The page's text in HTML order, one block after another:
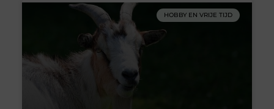
HOBBY EN VRIJE TIJD